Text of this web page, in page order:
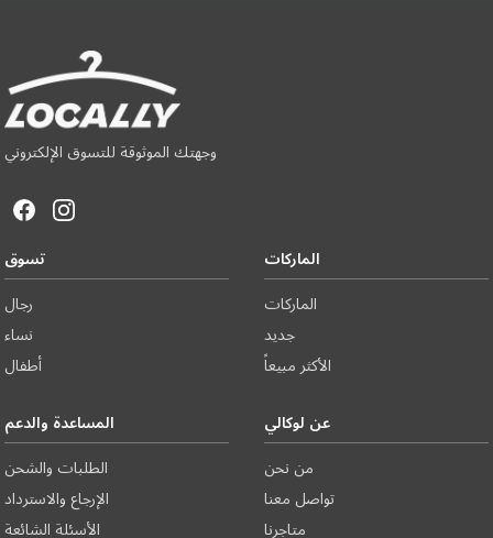
وجهتك الموثوقة للتسوق الإلكتروني
تسوق
رجال
نساء
أطفال
الماركات
الماركات
جديد
الأكثر مبيعاً
المساعدة والدعم
الطلبات والشحن
الإرجاع والاسترداد
الأسئلة الشائعة
عن لوكالي
من نحن
تواصل معنا
متاجرنا